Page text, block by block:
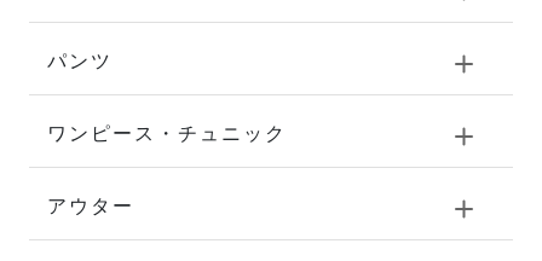
パンツ
ワンピース・チュニック
アウター